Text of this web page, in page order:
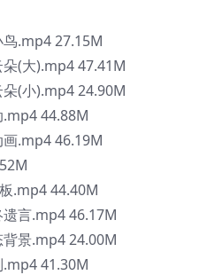
.mp4 27.15M
(大).mp4 47.41M
(小).mp4 24.90M
44.88M
.mp4 46.19M
.mp4 44.40M
言.mp4 46.17M
景.mp4 24.00M
41.30M